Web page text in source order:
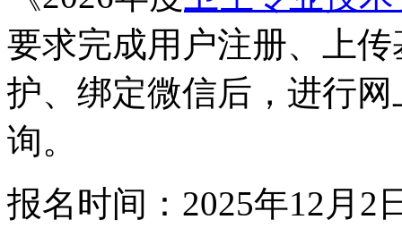
要求完成用户注册、上
护、绑定微信后，进行
询。
报名时间：2025年12月2